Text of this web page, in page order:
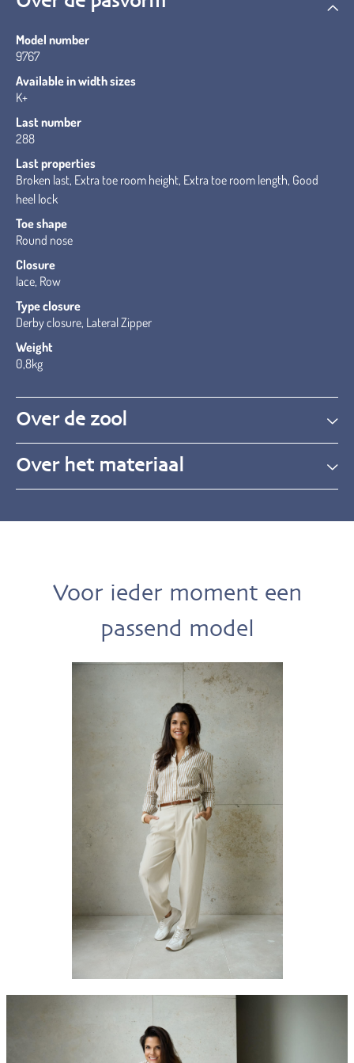
Model number
9767
Available in width sizes
K+
Last number
288
Last properties
Broken last, Extra toe room height, Extra toe room length, Good
heel lock
Toe shape
Round nose
Closure
lace, Row
Type closure
Derby closure, Lateral Zipper
Weight
0,8kg
Over de zool
Over het materiaal
Voor ieder moment een
passend model